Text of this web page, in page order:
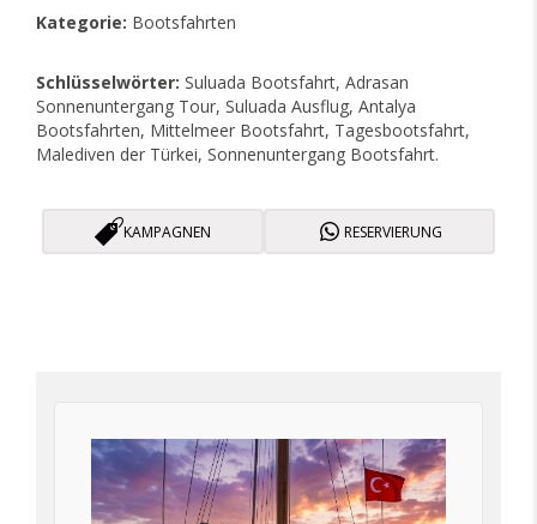
Kategorie: Bootsfahrten
Schlüsselwörter: Suluada Bootsfahrt, Adrasan
Sonnenuntergang Tour, Suluada Ausflug, Antalya
Bootsfahrten, Mittelmeer Bootsfahrt, Tagesbootsfahrt,
Malediven der Türkei, Sonnenuntergang Bootsfahrt.
KAMPAGNEN RESERVIERUNG